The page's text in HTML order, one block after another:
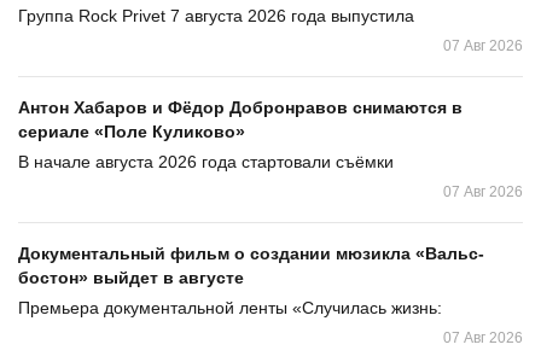
Группа Rock Privet 7 августа 2026 года выпустила
07 Авг 2026
Антон Хабаров и Фёдор Добронравов снимаются в
сериале «Поле Куликово»
В начале августа 2026 года стартовали съёмки
07 Авг 2026
Документальный фильм о создании мюзикла «Вальс-
бостон» выйдет в августе
Премьера документальной ленты «Случилась жизнь:
07 Авг 2026